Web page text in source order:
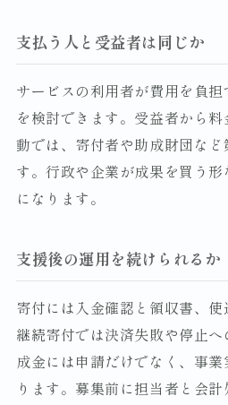
支払う人と受益者は同じか
サービスの利用者が費用を負
を検討できます。受益者から
動では、寄付者や助成財団な
す。行政や企業が成果を買う
になります。
支援後の運用を続けられるか
寄付には入金確認と領収書、使
継続寄付では決済失敗や停止
成金には申請だけでなく、事
ります。募集前に担当者と会計